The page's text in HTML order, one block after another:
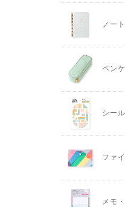
ノート
ペン
シール
ファ
メモ